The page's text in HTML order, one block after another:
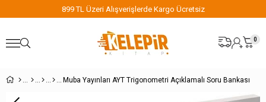
899 TL Üzeri Alışverişlerde Kargo Ücretsiz
0
Muba Yayınları AYT Trigonometri Açıklamalı Soru Bankası